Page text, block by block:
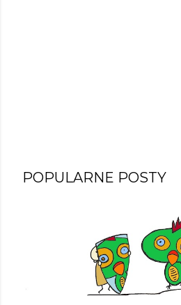
POPULARNE POSTY